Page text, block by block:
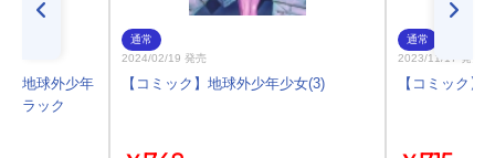
地球外少年
トラック
通常
2024/02/19 発売
【コミック】地球外少年少女(3)
通常
2023/11/17 発売
【コミック】